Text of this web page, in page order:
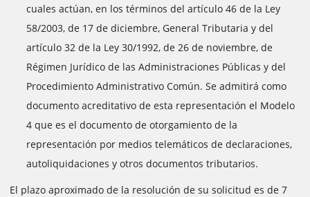
cuales actúan, en los términos del artículo 46 de la Ley
58/2003, de 17 de diciembre, General Tributaria y del
artículo 32 de la Ley 30/1992, de 26 de noviembre, de
Régimen Jurídico de las Administraciones Públicas y del
Procedimiento Administrativo Común. Se admitirá como
documento acreditativo de esta representación el Modelo
4 que es el documento de otorgamiento de la
representación por medios telemáticos de declaraciones,
autoliquidaciones y otros documentos tributarios.
El plazo aproximado de la resolución de su solicitud es de 7